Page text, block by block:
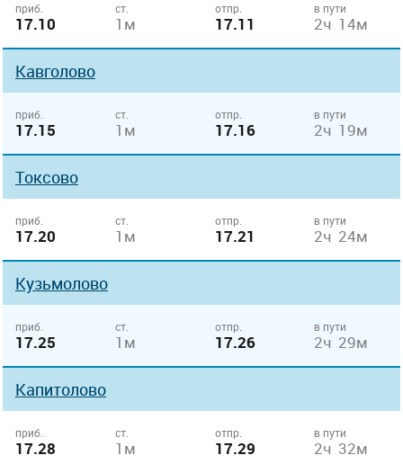
приб.
17.10
ст.
1м
отпр.
17.11
в пути
2ч 14м
Кавголово
приб.
17.15
ст.
1м
отпр.
17.16
в пути
2ч 19м
Токсово
приб.
17.20
ст.
1м
отпр.
17.21
в пути
2ч 24м
Кузьмолово
приб.
17.25
ст.
1м
отпр.
17.26
в пути
2ч 29м
Капитолово
приб.
17.28
ст.
1м
отпр.
17.29
в пути
2ч 32м